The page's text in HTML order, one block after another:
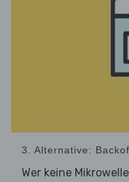
3. Alternative:
Wer keine